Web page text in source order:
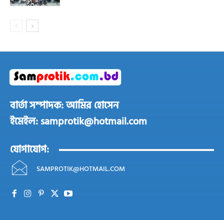
বার্তা সম্পাদক: আমির হোসেন
ইমেইল: samprotik@hotmail.com
যোগাযোগ:
SAMPROTIK@HOTMAIL.COM